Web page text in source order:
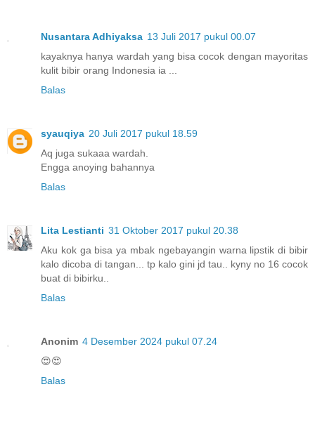
Nusantara Adhiyaksa 13 Juli 2017 pukul 00.07
kayaknya hanya wardah yang bisa cocok dengan mayoritas
kulit bibir orang Indonesia ia ...
Balas
syauqiya 20 Juli 2017 pukul 18.59
Aq juga sukaaa wardah.
Engga anoying bahannya
Balas
Lita Lestianti 31 Oktober 2017 pukul 20.38
Aku kok ga bisa ya mbak ngebayangin warna lipstik di bibir
kalo dicoba di tangan... tp kalo gini jd tau.. kyny no 16 cocok
buat di bibirku..
Balas
Anonim 4 Desember 2024 pukul 07.24
😍😍
Balas